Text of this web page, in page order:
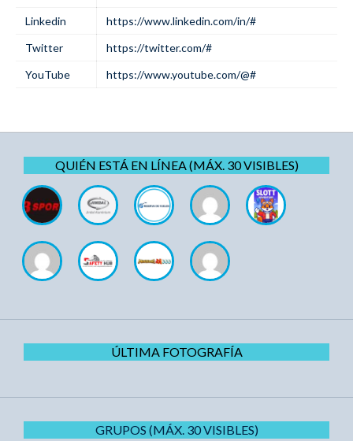
Linkedin
https://www.linkedin.com/in/#
Twitter
https://twitter.com/#
YouTube
https://www.youtube.com/@#
QUIÉN ESTÁ EN LÍNEA (MÁX. 30 VISIBLES)
ÚLTIMA FOTOGRAFÍA
GRUPOS (MÁX. 30 VISIBLES)